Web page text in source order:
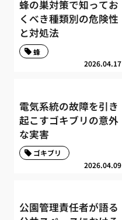
蜂の巣対策で知ってお
くべき種類別の危険性
と対処法
2026.04.17
蜂
電気系統の故障を引き
起こすゴキブリの意外
な実害
2026.04.09
ゴキブリ
公園管理責任者が語る